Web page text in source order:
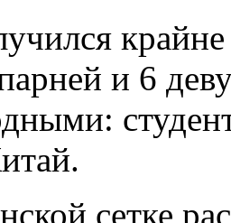
и 6
сетке